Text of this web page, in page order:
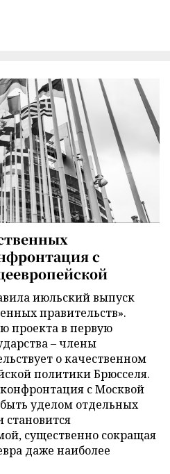
с
июльский выпуск
правительств».
проекта в первую
– члены
о качественном
политики Брюсселя.
с Москвой
уделом отдельных
становится
существенно сокращая
даже наиболее